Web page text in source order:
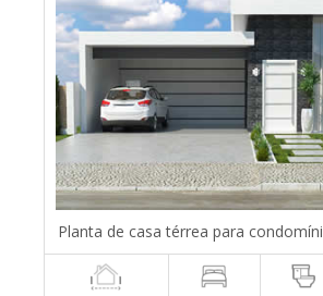
Planta de casa térrea para